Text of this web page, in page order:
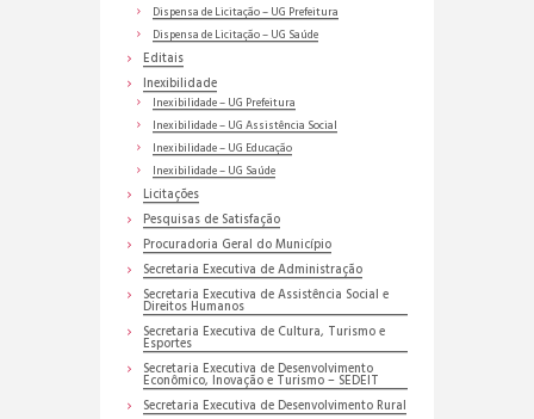
Dispensa de Licitação – UG Prefeitura
Dispensa de Licitação – UG Saúde
Editais
Inexibilidade
Inexibilidade – UG Prefeitura
Inexibilidade – UG Assistência Social
Inexibilidade – UG Educação
Inexibilidade – UG Saúde
Licitações
Pesquisas de Satisfação
Procuradoria Geral do Município
Secretaria Executiva de Administração
Secretaria Executiva de Assistência Social e
Direitos Humanos
Secretaria Executiva de Cultura, Turismo e
Esportes
Secretaria Executiva de Desenvolvimento
Econômico, Inovação e Turismo – SEDEIT
Secretaria Executiva de Desenvolvimento Rural